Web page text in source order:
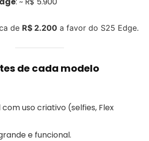
de R$ 2.200 a favor do S25 Edge.
de cada modelo
uso criativo (selfies, Flex
e funcional.